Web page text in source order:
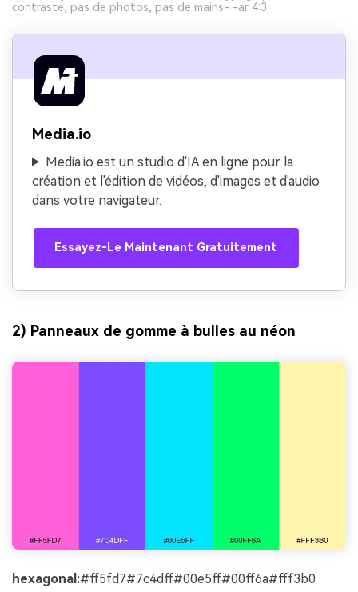
contraste, pas de photos, pas de mains- -ar 4:3
Media.io
Media.io est un studio d'IA en ligne pour la
création et l'édition de vidéos, d'images et d'audio
dans votre navigateur.
Essayez-Le Maintenant Gratuitement
2) Panneaux de gomme à bulles au néon
hexagonal:#ff5fd7#7c4dff#00e5ff#00ff6a#fff3b0